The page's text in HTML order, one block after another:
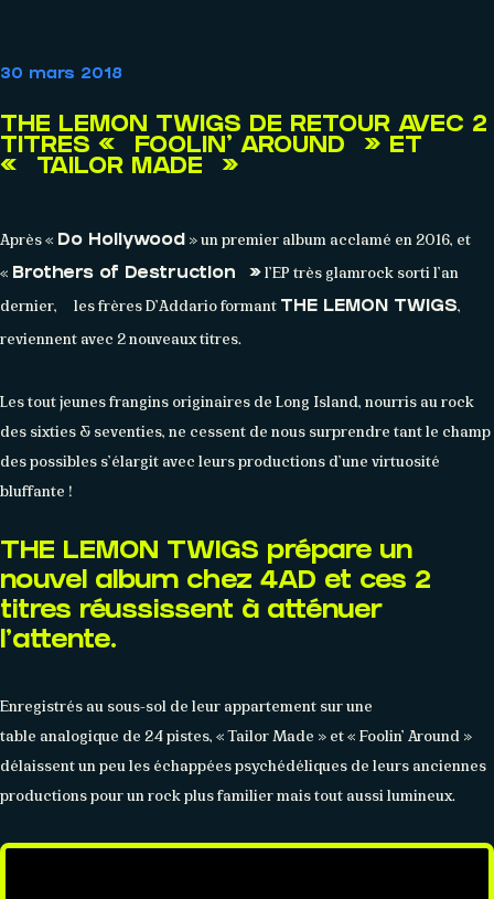
AGENDA
Événements
À PROPOS
Histoire
30 mars 2018
THE LEMON TWIGS DE RETOUR AVEC 2
TITRES « FOOLIN’ AROUND » ET
« TAILOR MADE »
Après « Do Hollywood » un premier album acclamé en 2016, et
« Brothers of Destruction »l’EP très glamrock sorti l’an
dernier,
les frères D’Addario formant THE LEMON TWIGS,
reviennent avec 2 nouveaux titres.
Les tout jeunes frangins originaires de Long Island, nourris au rock
des sixties & seventies, ne cessent de nous surprendre tant le champ
des possibles s’élargit avec leurs productions d’une virtuosité
bluffante !
THE LEMON TWIGS prépare un
nouvel album chez 4AD et ces 2
titres réussissent à atténuer
l’attente.
Enregistrés au sous-sol de leur appartement sur une
table analogique de 24 pistes, « Tailor Made » et « Foolin’ Around »
délaissent un peu les échappées psychédéliques de leurs anciennes
productions pour un rock plus familier mais tout aussi lumineux.